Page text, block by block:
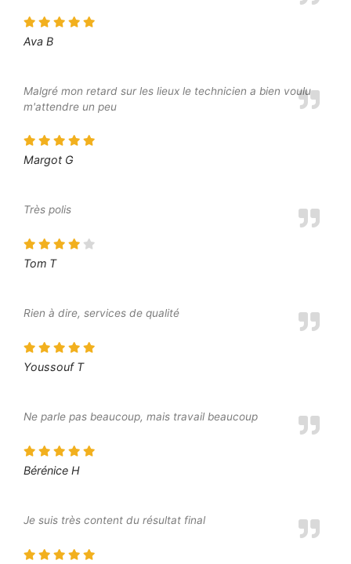
Ava B
Malgré mon retard sur les lieux le technicien a bien voulu
m'attendre un peu
Margot G
Très polis
Tom T
Rien à dire, services de qualité
Youssouf T
Ne parle pas beaucoup, mais travail beaucoup
Bérénice H
Je suis très content du résultat final